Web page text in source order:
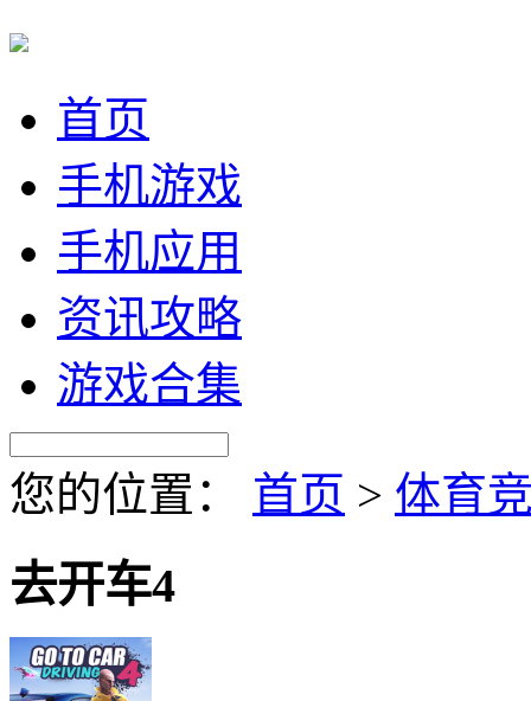
首页
手机游戏
手机应用
资讯攻略
游戏合集
您的位置： 首页 > 体育
去开车4